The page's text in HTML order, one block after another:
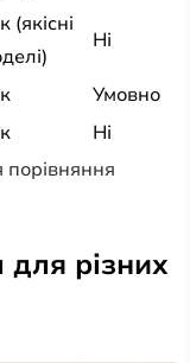
(якісні
Ні
Умовно
Ні
порівняння
різних